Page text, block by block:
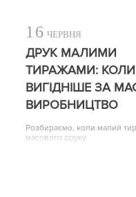
16 ЧЕРВНЯ
ДРУК МАЛИМИ
ТИРАЖАМИ:
ВИГІДНІШЕ ЗА
ВИРОБНИЦТВО
Розбираємо, коли малий
масового друку